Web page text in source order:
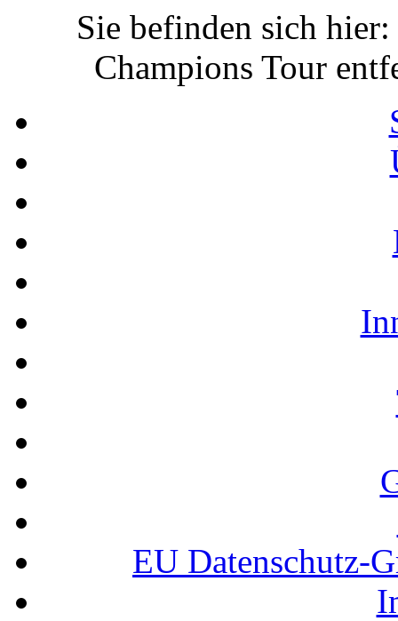
Sie befinden sich hier:
Champions Tour
EU Datenschutz-